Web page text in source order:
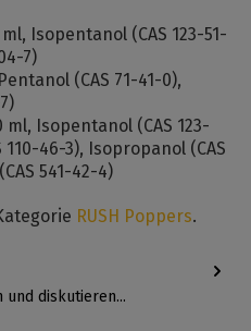
Isopentanol (CAS 123-51-
7)
(CAS 71-41-0),
Isopentanol (CAS 123-
46-3), Isopropanol (CAS
541-42-4)
RUSH Poppers.
diskutieren...